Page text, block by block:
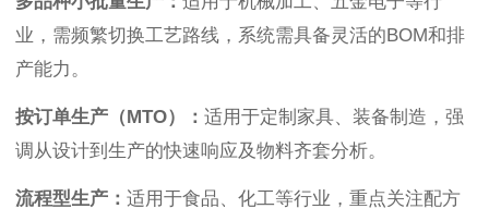
业，需频繁切换工艺路线，系统需具备灵活的BOM和排
产能力。
按订单生产（MTO）： 适用于定制家具、装备制造，强
调从设计到生产的快速响应及物料齐套分析。
流程型生产： 适用于食品、化工等行业，重点关注配方